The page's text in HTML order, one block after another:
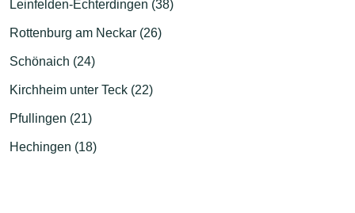
Leinfelden-Echterdingen (38)
Rottenburg am Neckar (26)
Schönaich (24)
Kirchheim unter Teck (22)
Pfullingen (21)
Hechingen (18)